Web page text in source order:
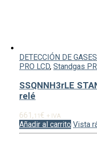
DETECCIÓN DE GASES
PRO LCD, Standgas
SSQNNH3rLE
relé
661,11€ + IVA
Añadir al carrito Vista